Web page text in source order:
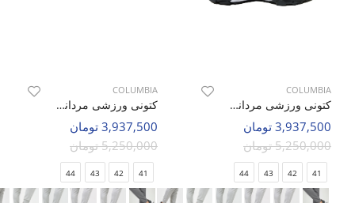
COLUMBIA
کتونی ورزشی مردانه کلمبیا Columbia Core Tex M
3,937,500 تومان
5,250,000 تومان
41
42
43
44
COLUMBIA
کتونی ورزشی مردانه کلمبیا Columbia Core Tex M
3,937,500 تومان
5,250,000 تومان
41
42
43
44